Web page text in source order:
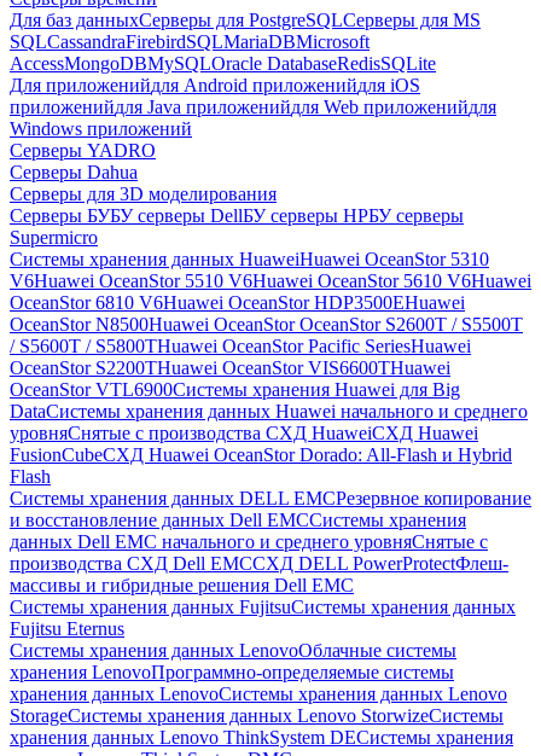
Для баз данныхСерверы для PostgreSQLСерверы для MS
SQLCassandraFirebirdSQLMariaDBMicrosoft
AccessMongoDBMySQLOracle DatabaseRedisSQLite
Для приложенийдля Android приложенийдля iOS
приложенийдля Java приложенийдля Web приложенийдля
Windows приложений
Серверы YADRO
Серверы Dahua
Серверы для 3D моделирования
Серверы БУБУ серверы DellБУ серверы HPБУ серверы
Supermicro
Системы хранения данных HuaweiHuawei OceanStor 5310
V6Huawei OceanStor 5510 V6Huawei OceanStor 5610 V6Huawei
OceanStor 6810 V6Huawei OceanStor HDP3500EHuawei
OceanStor N8500Huawei OceanStor OceanStor S2600T / S5500T
/ S5600T / S5800THuawei OceanStor Pacific SeriesHuawei
OceanStor S2200THuawei OceanStor VIS6600THuawei
OceanStor VTL6900Системы хранения Huawei для Big
DataСистемы хранения данных Huawei начального и среднего
уровняСнятые с производства СХД HuaweiСХД Huawei
FusionCubeСХД Huawei OceanStor Dorado: All-Flash и Hybrid
Flash
Системы хранения данных DELL EMCРезервное копирование
и восстановление данных Dell EMCСистемы хранения
данных Dell EMC начального и среднего уровняСнятые с
производства СХД Dell EMCСХД DELL PowerProtectФлеш-
массивы и гибридные решения Dell EMC
Системы хранения данных FujitsuСистемы хранения данных
Fujitsu Eternus
Системы хранения данных LenovoОблачные системы
хранения LenovoПрограммно-определяемые системы
хранения данных LenovoСистемы хранения данных Lenovo
StorageСистемы хранения данных Lenovo StorwizeСистемы
хранения данных Lenovo ThinkSystem DEСистемы хранения